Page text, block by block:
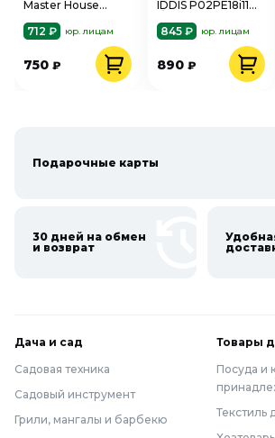
Master House
белый с серыми и
золотыми
712 ₽ юр. лицам
750 ₽
IDDIS P02PE18i11
однотонный
845 ₽ юр. лицам
890 ₽
Подарочные карты
30 дней на обмен
и возврат
Дача и сад
Садовая техника
Садовый инструмент
Грили, мангалы и барбекю
Товары
Посуда и
Текстиль